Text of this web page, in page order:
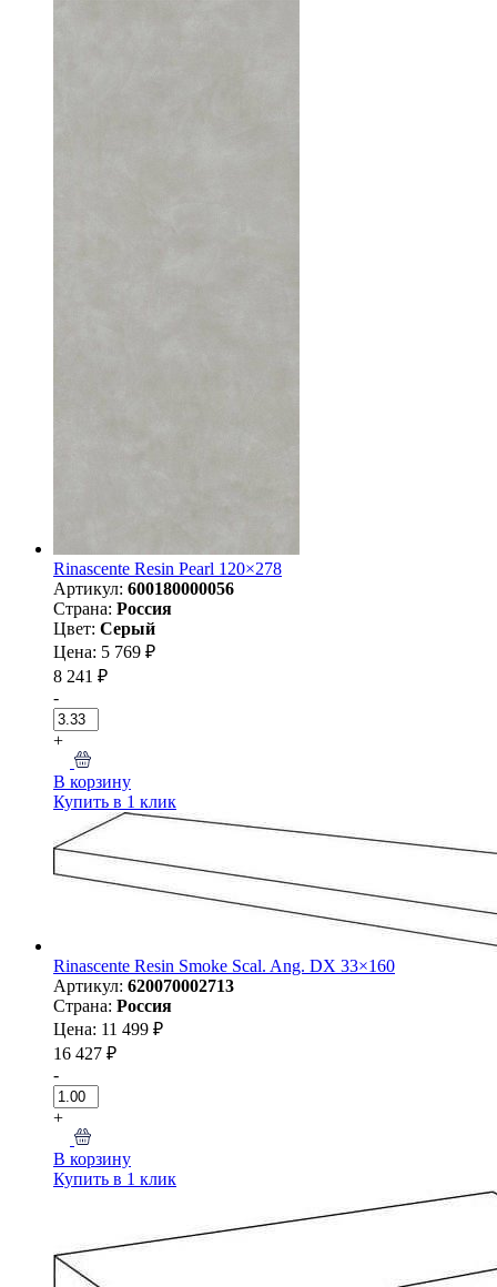
Rinascente Resin Pearl 120×278
Артикул: 600180000056
Страна: Россия
Цвет: Серый
Цена: 5 769 ₽
8 241 ₽
-
+
В корзину
Купить в 1 клик
Rinascente Resin Smoke Scal. Ang. DX 33×160
Артикул: 620070002713
Страна: Россия
Цена: 11 499 ₽
16 427 ₽
-
+
В корзину
Купить в 1 клик